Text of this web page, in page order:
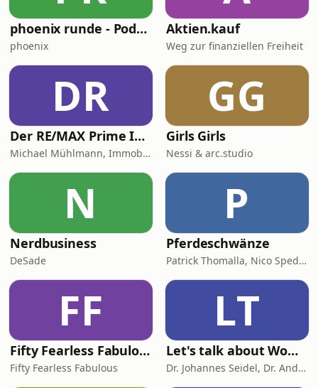
phoenix runde - Podcast
phoenix
Aktien.kauf
Weg zur finanziellen Freiheit
DR
Der RE/MAX Prime ImmoTalk München - werden Sie zum Experten der eigenen 4 Wände!
Michael Mühlmann, Immobiliengutachter (Dipl. Sachverständiger DIA)
GG
Girls Girls
Nessi & arc.studio
N
Nerdbusiness
DeSade
P
Pferdeschwänze
Patrick Thomalla, Nico Spedicato
FF
Fifty Fearless Fabulous - der Podcast für Frauen mitten im Leben
Fifty Fearless Fabulous
LT
Let's talk about Woman & Health
Dr. Johannes Seidel, Dr. Andreas Nather, Dr. Agnes Jäger-Lansky, Kolleginnen und Kollegen